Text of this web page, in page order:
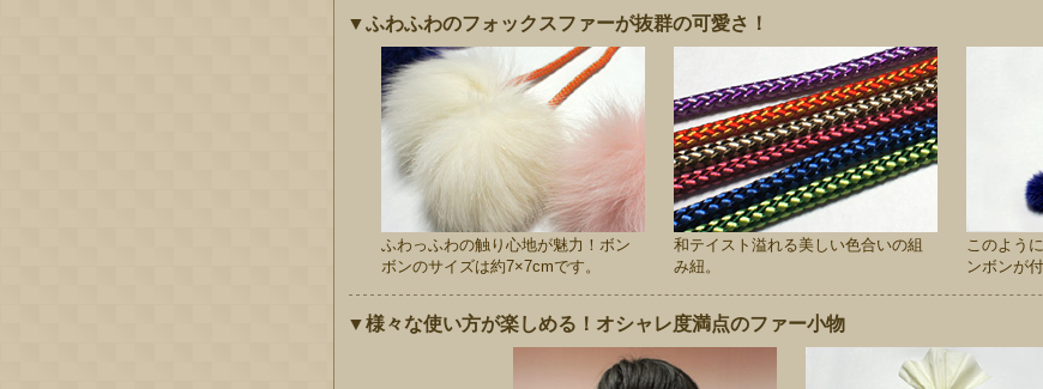
▼ふわふわのフォックスファーが抜群の可愛さ！
ふわっふわの触り心地が魅力！ボン
ボンのサイズは約7×7cmです。
和テイスト溢れる美しい色合いの組
み紐。
このよう
ンボンが
▼様々な使い方が楽しめる！オシャレ度満点のファー小物